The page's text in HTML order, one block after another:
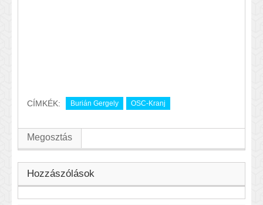
CÍMKÉK: Burián Gergely OSC-Kranj
Megosztás
Hozzászólások